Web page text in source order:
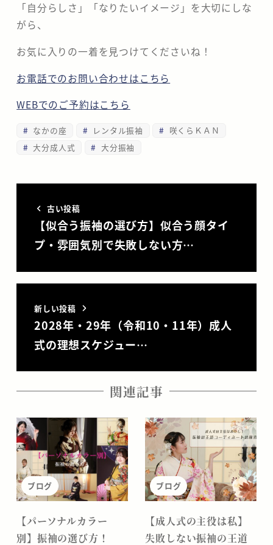
「自分らしさ」「なりたいイメージ」を大切にしな
がら、
お気に入りの一着を見つけてくださいね！
お電話でのお問い合わせはこちら
WEBでのご予約はこちら
なかの座 レンタル振袖
咲くらＫＡＮ
大分成人式
大分振袖
古い投稿
【似合う振袖の選び方】似合う顔タイ
プ・雰囲気別で失敗しない方…
新しい投稿
2028年・29年（令和10・11年）成人
式の理想スケジュー…
関連記事
ブログ
【パーソナルカラー
別】振袖の選び方！
ブログ
【成人式の主役は私】
失敗しない振袖の王道